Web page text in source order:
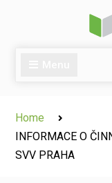
Home
INFORMACE O
SVV PRAHA